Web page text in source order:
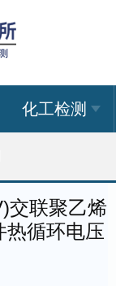
化工检测
交联聚乙烯
热循环电压